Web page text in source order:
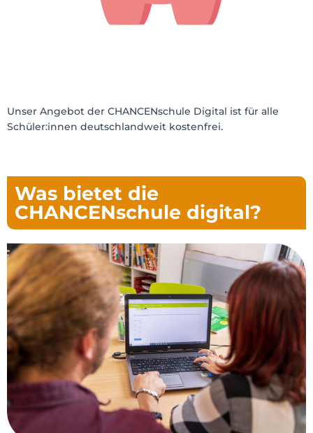
Unser Angebot der CHANCENschule Digital ist für alle
Schüler:innen deutschlandweit kostenfrei.
Was bietet die
CHANCENschule digital?